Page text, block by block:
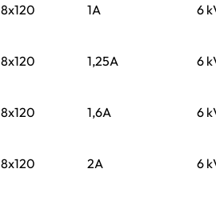
8x120 1A 6
8x120 1,25A 6
8x120 1,6A 6
8x120 2A 6